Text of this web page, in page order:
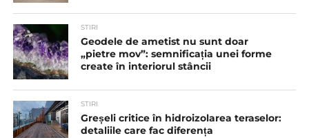
STIRI
Geodele de ametist nu sunt doar
„pietre mov”: semnificația unei forme
create în interiorul stâncii
STIRI
Greșeli critice în hidroizolarea teraselor:
detaliile care fac diferența